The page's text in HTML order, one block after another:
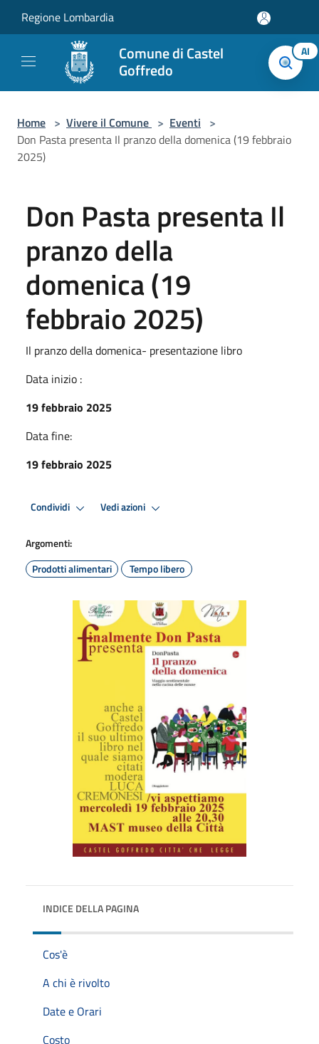
Regione Lombardia
Comune di Castel
Goffredo
AI
Home > Vivere il Comune > Eventi >
Don Pasta presenta Il pranzo della domenica (19 febbraio
2025)
Don Pasta presenta Il
pranzo della
domenica (19
febbraio 2025)
Il pranzo della domenica- presentazione libro
Data inizio :
19 febbraio 2025
Data fine:
19 febbraio 2025
Condividi Vedi azioni
Argomenti:
Prodotti alimentari
Tempo libero
INDICE DELLA PAGINA
Cos'è
A chi è rivolto
Date e Orari
Costo